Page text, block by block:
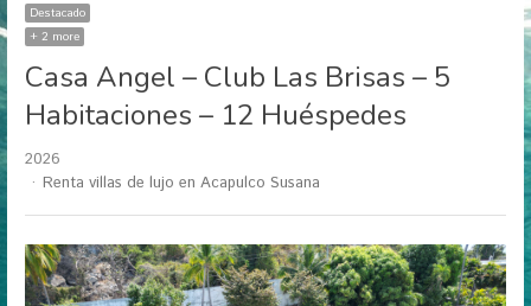
Destacado
+ 2 more
Casa Angel – Club Las Brisas – 5
Habitaciones – 12 Huéspedes
2026
Author
Renta villas de lujo en Acapulco Susana